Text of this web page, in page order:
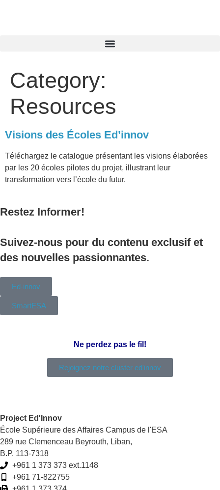
Category:
Resources
Visions des Écoles Ed’innov
Téléchargez le catalogue présentant les visions élaborées
par les 20 écoles pilotes du projet, illustrant leur
transformation vers l’école du futur.
Restez Informer!
Suivez-nous pour du contenu exclusif et
des nouvelles passionnantes.
Ed-innov
SmartESA
Ne perdez pas le fil!
Rejoignez notre cluster ed'innov
Project Ed'Innov
École Supérieure des Affaires Campus de l'ESA
289 rue Clemenceau Beyrouth, Liban,
B.P. 113-7318
+961 1 373 373 ext.1148
+961 71-822755